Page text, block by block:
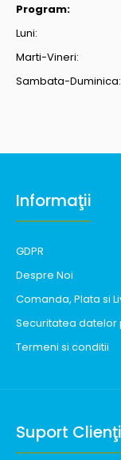
Program:
Luni:
Marti-Vineri:
Sambata-
Informaţii
GDPR
Despre Noi
Comanda, Plata si
Securitatea datelor
Termeni si conditii
Suport Clienţi